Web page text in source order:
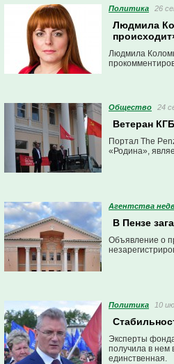
Политика 26
Людмила
Людмила
Общество 24
Ветеран
Портал The
«Родина»,
Агентства
В Пензе
Объявление о
Политика 10
Эксперты
получила в нем
единственная.